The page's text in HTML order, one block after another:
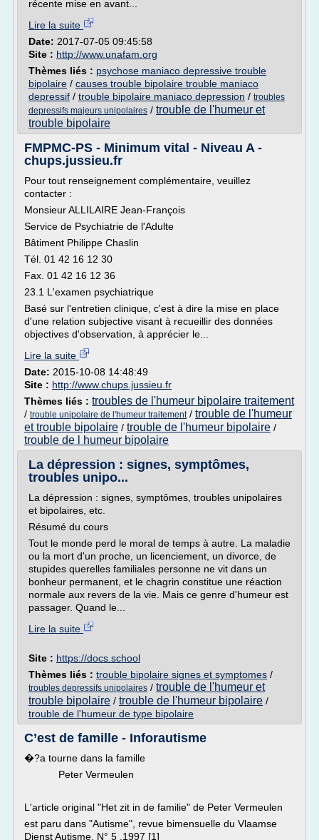
récente mise en avant...
Lire la suite
Date: 2017-07-05 09:45:58
Site : http://www.unafam.org
Thèmes liés : psychose maniaco depressive trouble
bipolaire / causes trouble bipolaire trouble maniaco
depressif / trouble bipolaire maniaco depression / troubles
depressifs majeurs unipolaires / trouble de l'humeur et
trouble bipolaire
FMPMC-PS - Minimum vital - Niveau A -
chups.jussieu.fr
Pour tout renseignement complémentaire, veuillez
contacter :
Monsieur ALLILAIRE Jean-François
Service de Psychiatrie de l'Adulte
Bâtiment Philippe Chaslin
Tél. 01 42 16 12 30
Fax. 01 42 16 12 36
23.1 L'examen psychiatrique
Basé sur l'entretien clinique, c'est à dire la mise en place
d'une relation subjective visant à recueillir des données
objectives d'observation, à apprécier le...
Lire la suite
Date: 2015-10-08 14:48:49
Site : http://www.chups.jussieu.fr
Thèmes liés : troubles de l'humeur bipolaire traitement
/ trouble unipolaire de l'humeur traitement/ trouble de l'humeur
et trouble bipolaire / trouble de l'humeur bipolaire /
trouble de l humeur bipolaire
La dépression : signes, symptômes,
troubles unipo...
La dépression : signes, symptômes, troubles unipolaires
et bipolaires, etc.
Résumé du cours
Tout le monde perd le moral de temps à autre. La maladie
ou la mort d'un proche, un licenciement, un divorce, de
stupides querelles familiales personne ne vit dans un
bonheur permanent, et le chagrin constitue une réaction
normale aux revers de la vie. Mais ce genre d'humeur est
passager. Quand le...
Lire la suite
Site : https://docs.school
Thèmes liés : trouble bipolaire signes et symptomes /
troubles depressifs unipolaires / trouble de l'humeur et
trouble bipolaire / trouble de l'humeur bipolaire /
trouble de l'humeur de type bipolaire
C’est de famille - Inforautisme
�?a tourne dans la famille
Peter Vermeulen
L'article original "Het zit in de familie" de Peter Vermeulen
est paru dans "Autisme", revue bimensuelle du Vlaamse
Dienst Autisme, N° 5 ,1997 [1]